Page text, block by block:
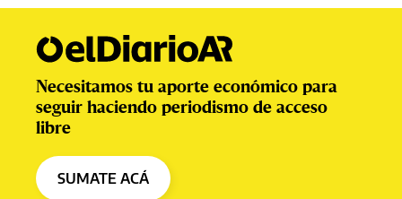
Necesitamos tu aporte económico para
seguir haciendo periodismo de acceso
libre
SUMATE ACÁ